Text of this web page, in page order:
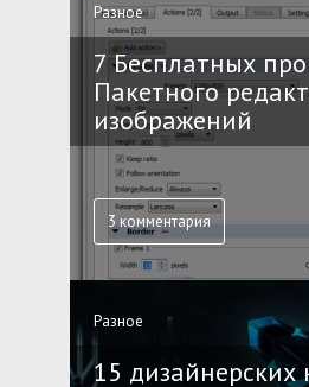
Разное
7 Бесплатных
Пакетного
изображений
3 комментария
Разное
15 дизайнерских